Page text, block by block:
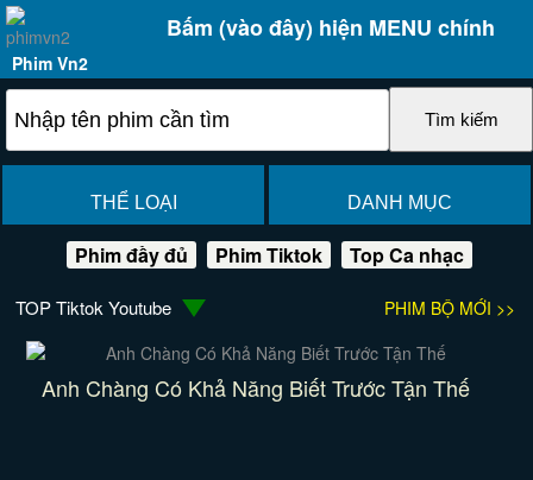
Bấm (vào đây) hiện MENU chính
Phim Vn2
THỂ LOẠI DANH MỤC
Phim đầy đủ Phim Tiktok Top Ca nhạc
TOP Tiktok Youtube PHIM BỘ MỚI >>
Anh Chàng Có Khả Năng Biết Trước Tận Thế